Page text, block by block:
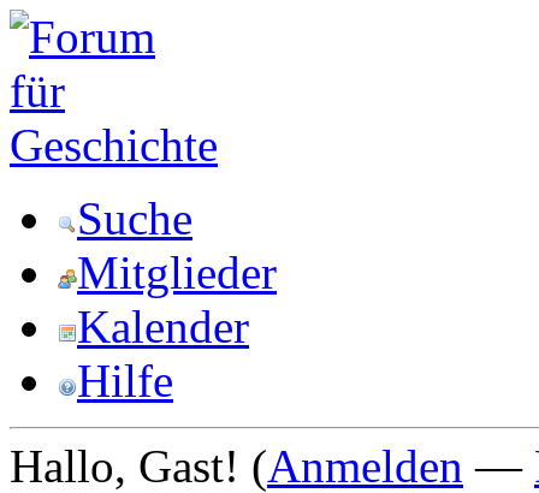
Suche
Mitglieder
Kalender
Hilfe
Hallo, Gast! (Anmelden —